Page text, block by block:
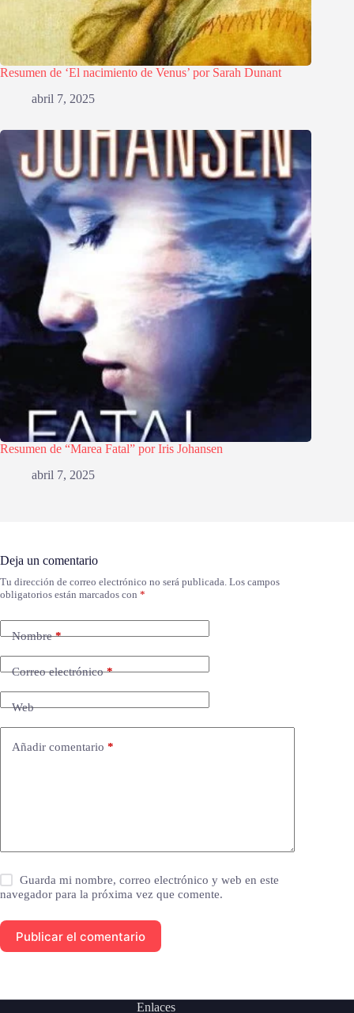
Resumen de ‘El nacimiento de Venus’ por Sarah Dunant
abril 7, 2025
Resumen de “Marea Fatal” por Iris Johansen
abril 7, 2025
Deja un comentario
Tu dirección de correo electrónico no será publicada. Los campos
obligatorios están marcados con *
Nombre*
Correo electrónico*
Web
Añadir comentario *
Guarda mi nombre, correo electrónico y web en este
navegador para la próxima vez que comente.
Publicar el comentario
Enlaces